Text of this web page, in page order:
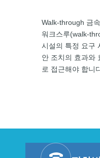
Walk-through 금
워크스루(walk-
시설의 특정 요구
안 조치의 효과와
로 접근해야 합니